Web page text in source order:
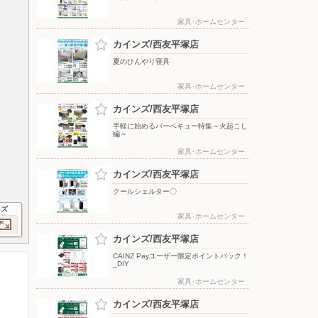
家具･ホームセンター
カインズ/西友平塚店
夏のひんやり寝具
家具･ホームセンター
カインズ/西友平塚店
手軽に始めるバーベキュー特集～火起こし
編～
家具･ホームセンター
カインズ/西友平塚店
クールシェルター〇
家具･ホームセンター
カインズ/西友平塚店
CAINZ Payユーザー限定ポイントバック！
_DIY
家具･ホームセンター
カインズ/西友平塚店